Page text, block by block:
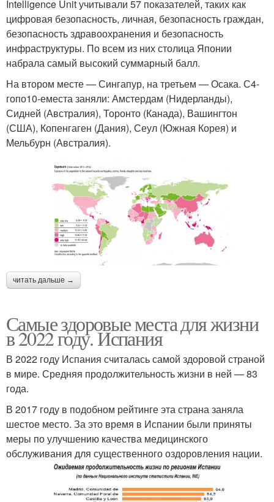
Intelligence Unit учитывали 57 показателей, таких как
цифровая безопасность, личная, безопасность граждан,
безопасность здравоохранения и безопасность
инфраструктуры. По всем из них столица Японии
набрала самый высокий суммарный балл.
На втором месте — Сингапур, на третьем — Осака. С4-
гопо10-еместа заняли: Амстердам (Нидерланды),
Сидней (Австралия), Торонто (Канада), Вашингтон
(США), Копенгаген (Дания), Сеул (Южная Корея) и
Мельбурн (Австралия).
читать дальше →
Самые здоровые места для жизни
в 2022 году. Испания
В 2022 году Испания считалась самой здоровой страной
в мире. Средняя продолжительность жизни в ней — 83
года.
В 2017 году в подобном рейтинге эта страна заняла
шестое место. За это время в Испании были приняты
меры по улучшению качества медицинского
обслуживания для существенного оздоровления нации.